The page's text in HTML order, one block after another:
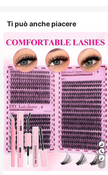
Ti può anche piacere
7